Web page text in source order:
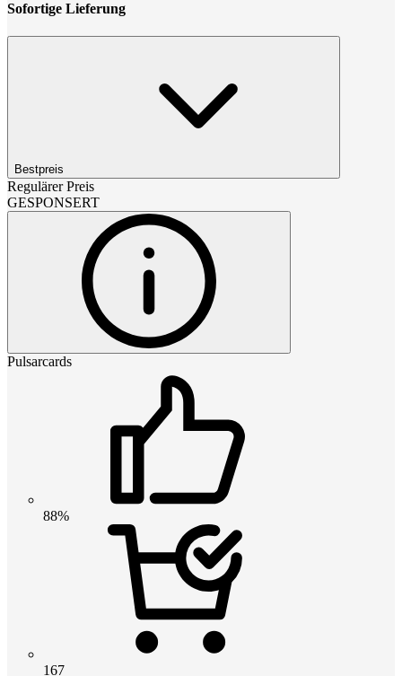
Sofortige Lieferung
Bestpreis
Regulärer Preis
GESPONSERT
Pulsarcards
88%
167